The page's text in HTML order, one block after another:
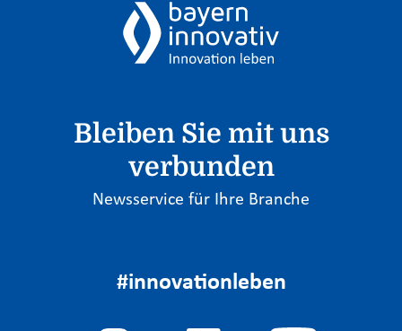
Bleiben Sie mit uns
verbunden
Newsservice für Ihre Branche
#innovationleben